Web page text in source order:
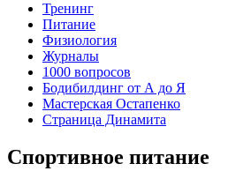
Тренинг
Питание
Физиология
Журналы
1000 вопросов
Бодибилдинг от А до Я
Мастерская Остапенко
Страница Динамита
Спортивное питание